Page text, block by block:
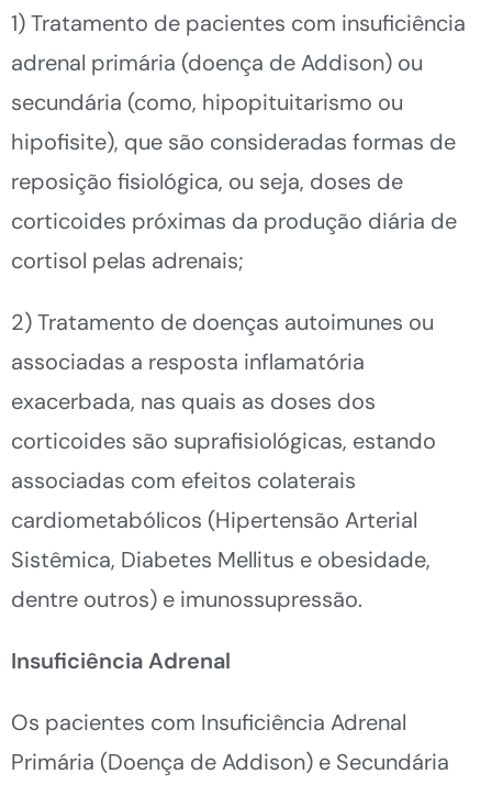
1) Tratamento de pacientes com insuficiência
adrenal primária (doença de Addison) ou
secundária (como, hipopituitarismo ou
hipofisite), que são consideradas formas de
reposição fisiológica, ou seja, doses de
corticoides próximas da produção diária de
cortisol pelas adrenais;
2) Tratamento de doenças autoimunes ou
associadas a resposta inflamatória
exacerbada, nas quais as doses dos
corticoides são suprafisiológicas, estando
associadas com efeitos colaterais
cardiometabólicos (Hipertensão Arterial
Sistêmica, Diabetes Mellitus e obesidade,
dentre outros) e imunossupressão.
Insuficiência Adrenal
Os pacientes com Insuficiência Adrenal
Primária (Doença de Addison) e Secundária